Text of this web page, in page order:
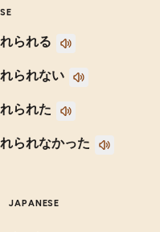
られる
られない
られた
られなかった
JAPANESE